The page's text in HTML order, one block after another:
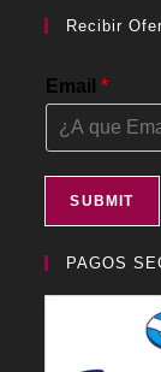
Recibir
Email*
SUBMIT
PAGOS